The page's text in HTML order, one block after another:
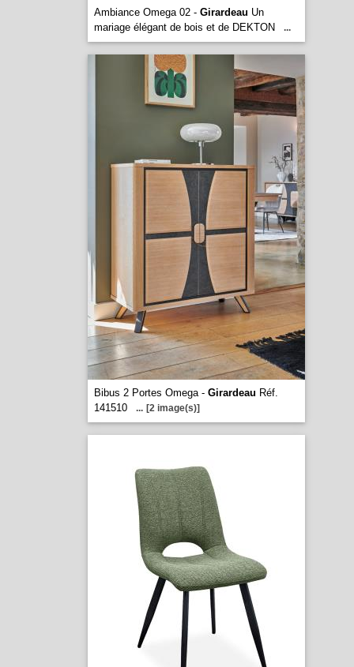
Ambiance Omega 02 - Girardeau Un
mariage élégant de bois et de DEKTON
...
Bibus 2 Portes Omega - Girardeau Réf.
141510
... [2 image(s)]